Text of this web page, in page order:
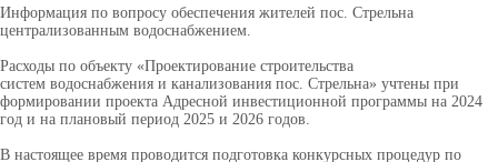
Информация по вопросу обеспечения жителей пос. Стрельна
централизованным водоснабжением.
Расходы по объекту «Проектирование строительства
систем водоснабжения и канализования пос. Стрельна» учтены при
формировании проекта Адресной инвестиционной программы на 2024
год и на плановый период 2025 и 2026 годов.
В настоящее время проводится подготовка конкурсных процедур по